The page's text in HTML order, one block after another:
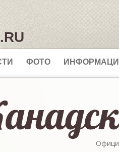
ФОТО